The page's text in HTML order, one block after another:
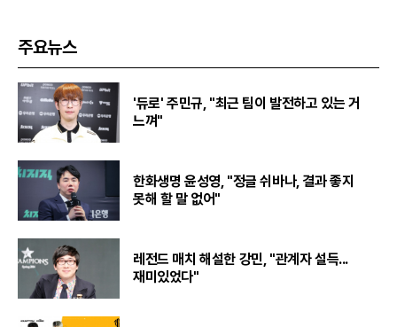
주요뉴스
'듀로' 주민규, "최근 팀이 발전하고 있는 거
느껴"
한화생명 윤성영, "정글 쉬바나, 결과 좋지
못해 할 말 없어"
레전드 매치 해설한 강민, "관계자 설득...
재미있었다"